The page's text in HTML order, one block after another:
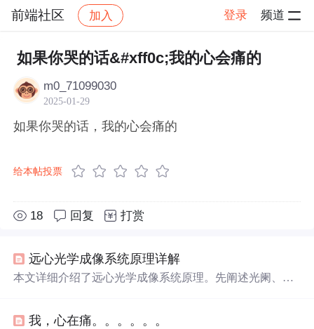
前端社区 加入 登录 频道
社区 前端社区 感慨 帖子详情
如果你哭的话&#xff0c;我的心会痛的
m0_71099030
2025-01-29
如果你哭的话，我的心会痛的
给本帖投票
18 回复 打赏
远心光学成像系统原理详解
本文详细介绍了远心光学成像系统原理。先阐述光阑、孔
解，介绍其分类、特点，如放大倍率稳定、远心度好等，
我，心在痛。。。。。。